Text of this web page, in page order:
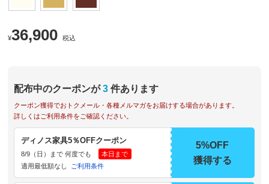
¥36,900 税込
配布中のクーポンが 3 件あります
クーポン獲得でおトクメール・各種メルマガをお届けする場合があります。
詳しくはご利用条件をご確認ください。
ディノス家具5％OFFクーポン
8/9（日）まで 何度でも
本日まで
適用最低額なし
ご利用条件
5%OFF
獲得する